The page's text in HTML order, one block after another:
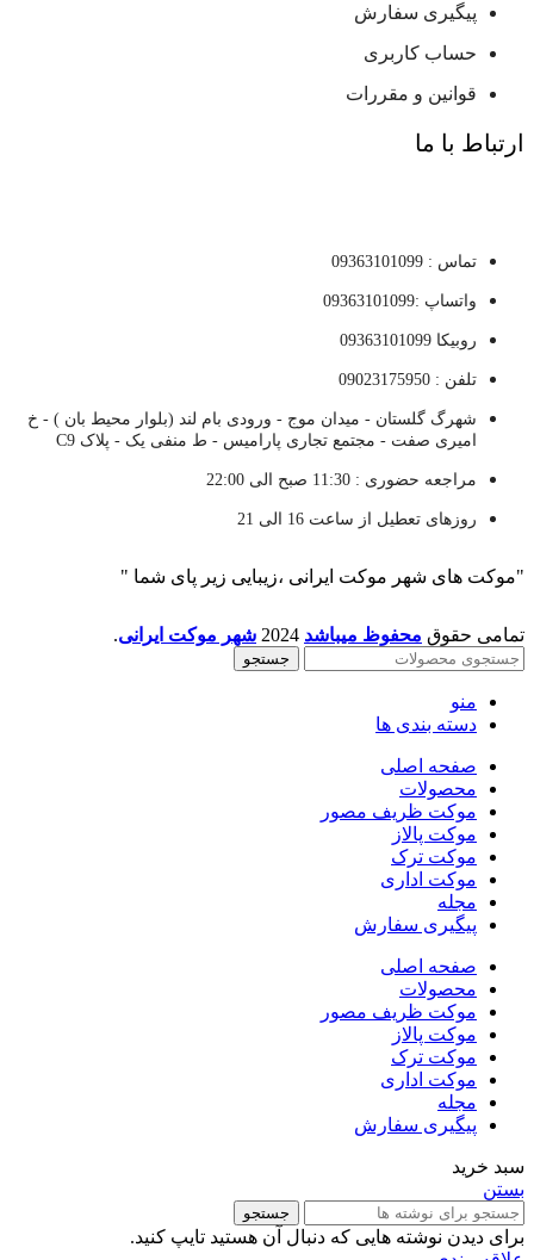
پیگیری سفارش
حساب کاربری
قوانین و مقررات
ارتباط با ما
تماس : 09363101099
واتساپ :09363101099
روبیکا 09363101099
تلفن : 09023175950
شهرگ گلستان - میدان موج - ورودی بام لند (بلوار محیط بان ) - خ
امیری صفت - مجتمع تجاری پارامیس - ط منفی یک - پلاک C9
مراجعه حضوری : 11:30 صبح الی 22:00
روزهای تعطیل از ساعت 16 الی 21
"موکت های شهر موکت ایرانی ،زیبایی زیر پای شما "
تمامی حقوق محفوظ میباشد شهر موکت ایرانی.
جستجو
منو
دسته بندی ها
صفحه اصلی
محصولات
موکت ظریف مصور
موکت پالاز
موکت ترک
موکت اداری
مجله
پیگیری سفارش
صفحه اصلی
محصولات
موکت ظریف مصور
موکت پالاز
موکت ترک
موکت اداری
مجله
پیگیری سفارش
سبد خرید
بستن
جستجو
برای دیدن نوشته هایی که دنبال آن هستید تایپ کنید.